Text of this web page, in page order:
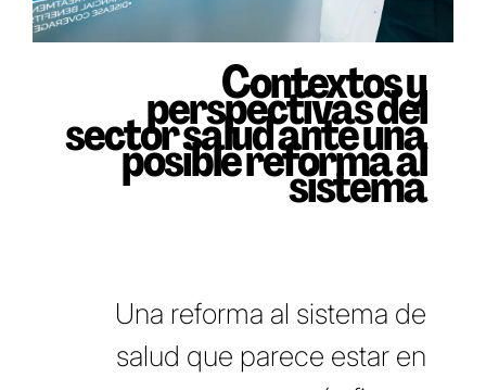
Contextos y
perspectivas del
sector salud ante una
posible reforma al
sistema
Una reforma al sistema de
salud que parece estar en